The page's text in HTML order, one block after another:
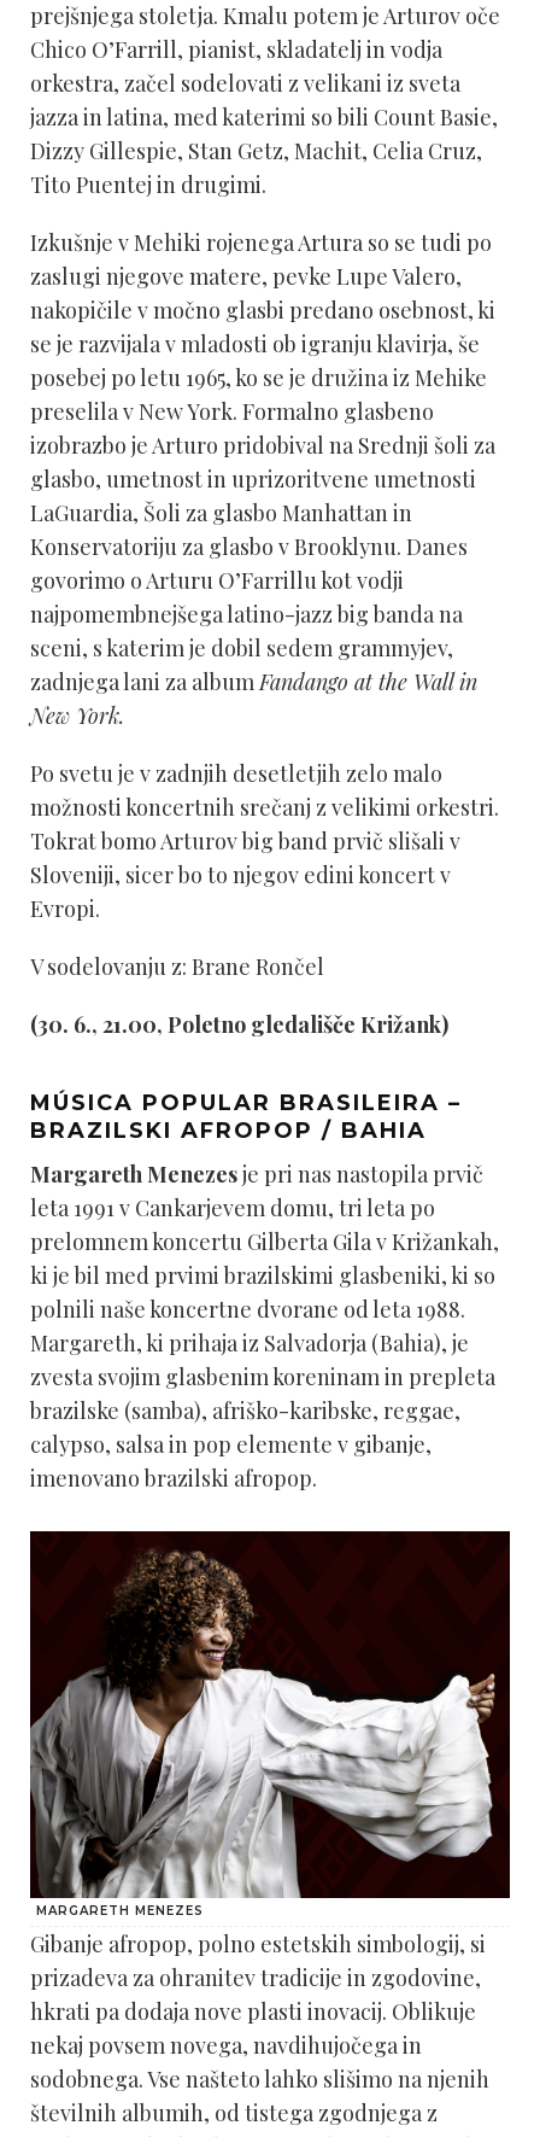
prejšnjega stoletja. Kmalu potem je Arturov oče
Chico O’Farrill, pianist, skladatelj in vodja
orkestra, začel sodelovati z velikani iz sveta
jazza in latina, med katerimi so bili Count Basie,
Dizzy Gillespie, Stan Getz, Machit, Celia Cruz,
Tito Puentej in drugimi.
Izkušnje v Mehiki rojenega Artura so se tudi po
zaslugi njegove matere, pevke Lupe Valero,
nakopičile v močno glasbi predano osebnost, ki
se je razvijala v mladosti ob igranju klavirja, še
posebej po letu 1965, ko se je družina iz Mehike
preselila v New York. Formalno glasbeno
izobrazbo je Arturo pridobival na Srednji šoli za
glasbo, umetnost in uprizoritvene umetnosti
LaGuardia, Šoli za glasbo Manhattan in
Konservatoriju za glasbo v Brooklynu. Danes
govorimo o Arturu O’Farrillu kot vodji
najpomembnejšega latino-jazz big banda na
sceni, s katerim je dobil sedem grammyjev,
zadnjega lani za albumFandango at the Wall in
New York.
Po svetu je v zadnjih desetletjih zelo malo
možnosti koncertnih srečanj z velikimi orkestri.
Tokrat bomo Arturov big band prvič slišali v
Sloveniji, sicer bo to njegov edini koncert v
Evropi.
V sodelovanju z: Brane Rončel
(30. 6., 21.00, Poletno gledališče Križank)
MÚSICA POPULAR BRASILEIRA –
BRAZILSKI AFROPOP / BAHIA
Margareth Menezesje pri nas nastopila prvič
leta 1991 v Cankarjevem domu, tri leta po
prelomnem koncertu Gilberta Gila v Križankah,
ki je bil med prvimi brazilskimi glasbeniki, ki so
polnili naše koncertne dvorane od leta 1988.
Margareth, ki prihaja iz Salvadorja (Bahia), je
zvesta svojim glasbenim koreninam in prepleta
brazilske (samba), afriško-karibske, reggae,
calypso, salsa in pop elemente v gibanje,
imenovano brazilski afropop.
MARGARETH MENEZES
Gibanje afropop, polno estetskih simbologij, si
prizadeva za ohranitev tradicije in zgodovine,
hkrati pa dodaja nove plasti inovacij. Oblikuje
nekaj povsem novega, navdihujočega in
sodobnega. Vse našteto lahko slišimo na njenih
številnih albumih, od tistega zgodnjega z